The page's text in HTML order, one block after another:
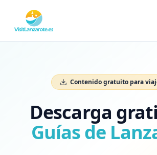
Contenido gratuito para
Descarga
Guías de